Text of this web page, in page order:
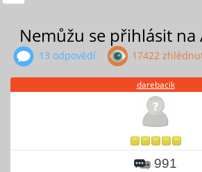
Nemůžu se přihlásit na
13 odpovědí 17422
darebacik
991